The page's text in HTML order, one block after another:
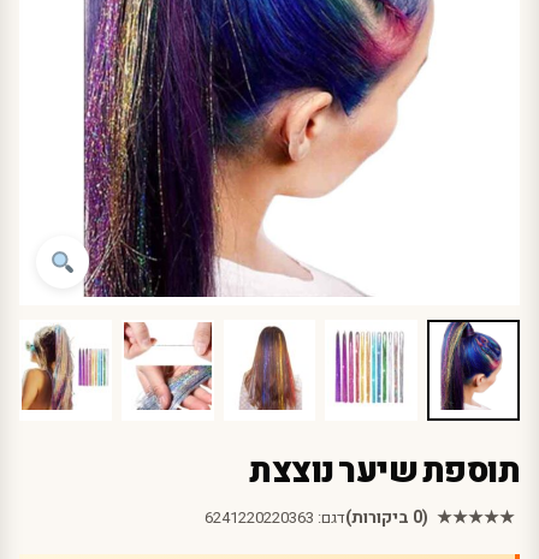
תוספת שיער נוצצת
★★★★★ (0 ביקורות) דגם: 6241220220363